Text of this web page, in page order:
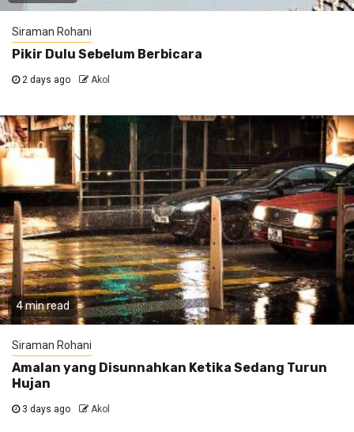
Siraman Rohani
Pikir Dulu Sebelum Berbicara
2 days ago Akol
4 min read
Siraman Rohani
Amalan yang Disunnahkan Ketika Sedang Turun
Hujan
3 days ago Akol